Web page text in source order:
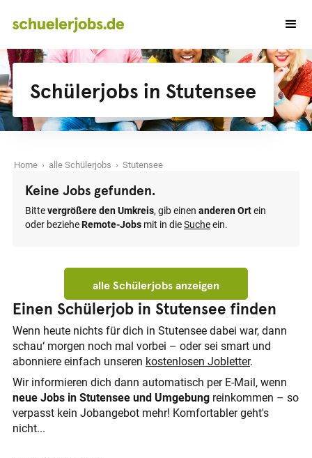
Schülerjobs in Stutensee
Home › alle Schülerjobs › Stutensee
Keine Jobs gefunden.
Bittevergrößere den Umkreis, gib einen anderen Ortein
oder bezieheRemote-Jobs mit in dieSucheein.
alle Schülerjobs anzeigen
Einen Schülerjob in Stutensee finden
Wenn heute nichts für dich in Stutensee dabei war, dann
schau‘ morgen noch mal vorbei – oder sei smart und
abonniere einfach unseren kostenlosen Jobletter.
Wir informieren dich dann automatisch per E-Mail, wenn
neue Jobs in Stutensee und Umgebung reinkommen – so
verpasst kein Jobangebot mehr! Komfortabler geht's
nicht...